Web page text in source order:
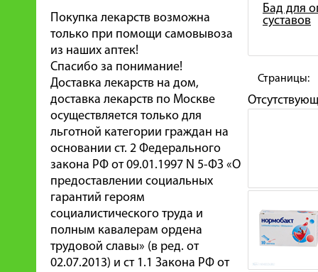
Покупка лекарств возможна
только при помощи самовывоза
из наших аптек!
Спасибо за понимание!
Доставка лекарств на дом,
доставка лекарств по Москве
осуществляется только для
льготной категории граждан на
основании ст. 2 Федерального
закона РФ от 09.01.1997 N 5-ФЗ «О
предоставлении социальных
гарантий героям
социалистического труда и
полным кавалерам ордена
трудовой славы» (в ред. от
02.07.2013) и ст 1.1 Закона РФ от
Бад для
суставов
Страницы: